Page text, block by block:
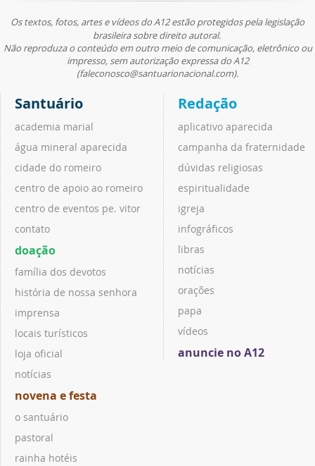
Os textos, fotos, artes e vídeos do A12 estão protegidos pela legislação
brasileira sobre direito autoral.
Não reproduza o conteúdo em outro meio de comunicação, eletrônico ou
impresso, sem autorização expressa do A12
(faleconosco@santuarionacional.com).
Santuário
academia marial
água mineral aparecida
cidade do romeiro
centro de apoio ao romeiro
centro de eventos pe. vitor
contato
doação
família dos devotos
história de nossa senhora
imprensa
locais turísticos
loja oficial
notícias
novena e festa
o santuário
pastoral
rainha hotéis
Redação
aplicativo aparecida
campanha da fraternidade
dúvidas religiosas
espiritualidade
igreja
infográficos
libras
notícias
orações
papa
vídeos
anuncie no A12